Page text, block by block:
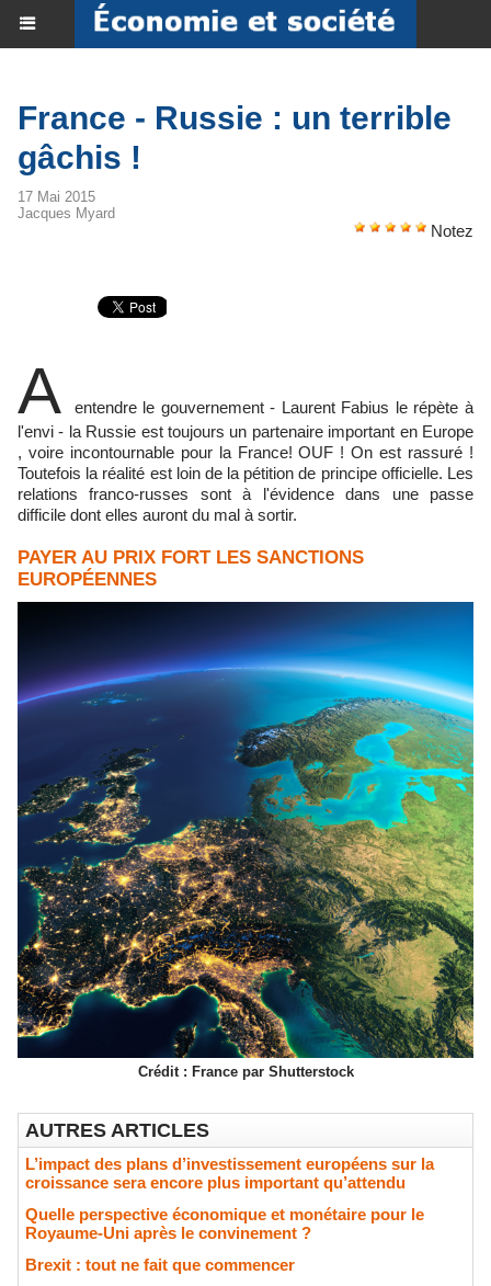
France - Russie : un terrible
gâchis !
17 Mai 2015
Jacques Myard
Notez
A
entendre le gouvernement - Laurent Fabius le répète à
l'envi - la Russie est toujours un partenaire important en Europe
, voire incontournable pour la France! OUF ! On est rassuré !
Toutefois la réalité est loin de la pétition de principe officielle. Les
relations franco-russes sont à l'évidence dans une passe
difficile dont elles auront du mal à sortir.
PAYER AU PRIX FORT LES SANCTIONS
EUROPÉENNES
Crédit : France par Shutterstock
AUTRES ARTICLES
L’impact des plans d’investissement européens sur la
croissance sera encore plus important qu’attendu
Quelle perspective économique et monétaire pour le
Royaume-Uni après le convinement ?
Brexit : tout ne fait que commencer